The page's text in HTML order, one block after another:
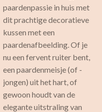
paardenpassie in huis met
dit prachtige decoratieve
kussen met een
paardenafbeelding. Of je
nu een fervent ruiter bent,
een paardenmeisje (of -
jongen) uit het hart, of
gewoon houdt van de
elegante uitstraling van